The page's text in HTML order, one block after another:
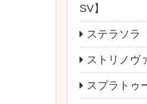
SV】
ステラソラ
ストリノヴ
スプラトゥ